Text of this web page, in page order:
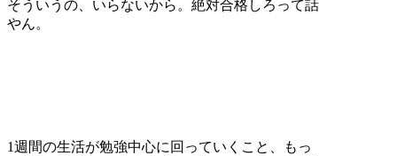
そういうの、いらないから。絶対合格しろって話
やん。
1週間の生活が勉強中心に回っていくこと、もっ